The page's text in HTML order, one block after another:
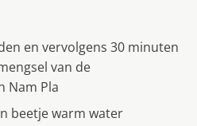
en vervolgens 30 minuten
van de
Nam Pla
beetje warm water